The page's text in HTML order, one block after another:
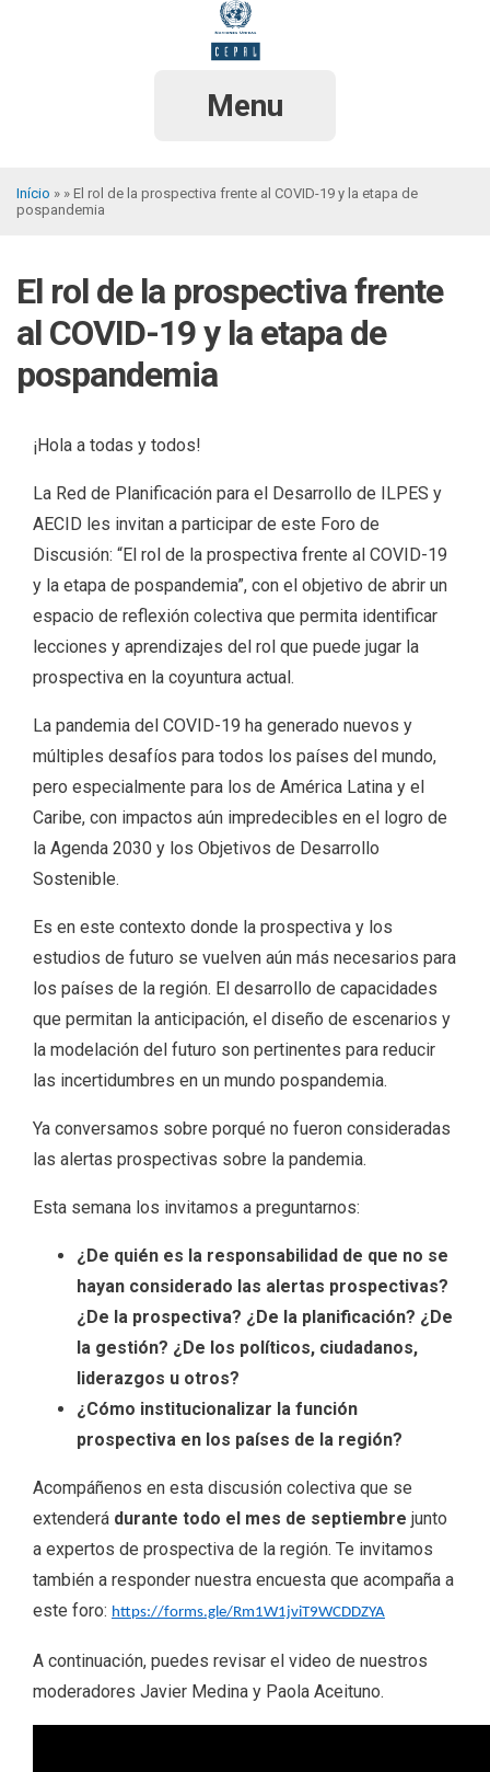
Menu
Trilha
navegação
Início
El rol de la prospectiva frente al COVID-19 y la etapa de
pospandemia
El rol de la prospectiva frente
al COVID-19 y la etapa de
pospandemia
¡Hola a todas y todos!
La Red de Planificación para el Desarrollo de ILPES y
AECID les invitan a participar de este Foro de
Discusión: “El rol de la prospectiva frente al COVID-19
y la etapa de pospandemia”, con el objetivo de abrir un
espacio de reflexión colectiva que permita identificar
lecciones y aprendizajes del rol que puede jugar la
prospectiva en la coyuntura actual.
La pandemia del COVID-19 ha generado nuevos y
múltiples desafíos para todos los países del mundo,
pero especialmente para los de América Latina y el
Caribe, con impactos aún impredecibles en el logro de
la Agenda 2030 y los Objetivos de Desarrollo
Sostenible.
Es en este contexto donde la prospectiva y los
estudios de futuro se vuelven aún más necesarios para
los países de la región. El desarrollo de capacidades
que permitan la anticipación, el diseño de escenarios y
la modelación del futuro son pertinentes para reducir
las incertidumbres en un mundo pospandemia.
Ya conversamos sobre porqué no fueron consideradas
las alertas prospectivas sobre la pandemia.
Esta semana los invitamos a preguntarnos:
¿De quién es la responsabilidad de que no se
hayan considerado las alertas prospectivas?
¿De la prospectiva? ¿De la planificación? ¿De
la gestión? ¿De los políticos, ciudadanos,
liderazgos u otros?
¿Cómo institucionalizar la función
prospectiva en los países de la región?
Acompáñenos en esta discusión colectiva que se
extenderá durante todo el mes de septiembre junto
a expertos de prospectiva de la región. Te invitamos
también a responder nuestra encuesta que acompaña a
este foro: https://forms.gle/Rm1W1jviT9WCDDZYA
A continuación, puedes revisar el video de nuestros
moderadores Javier Medina y Paola Aceituno.